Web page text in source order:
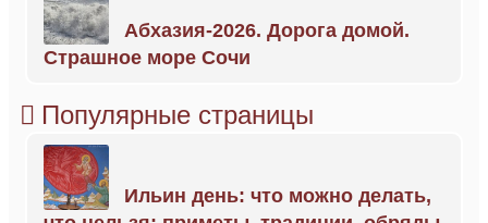
Абхазия-2026. Дорога домой.
Страшное море Сочи
Популярные страницы
Ильин день: что можно делать,